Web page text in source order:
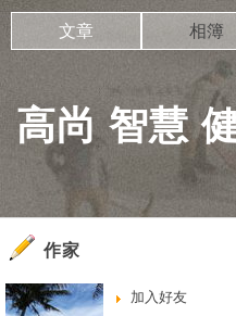
高尚 智慧
文章 相簿
作家
加入好友